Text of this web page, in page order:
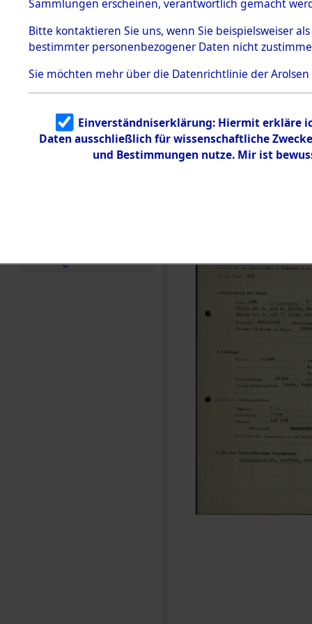
Todesmärsche
5.3.1 Alliierte
Erhebungen
zu
Todesmärsch
en
5.3.2
Identifizierun
g
5.3.3
Todesmärsch
e
Roding,
zwischen
km)
Leben
0003
Sammlungen erscheinen, verantwortlich gemacht
Bitte kontaktieren Sie uns, wenn Sie beispielsweiser
bestimmter personenbezogener Daten nicht
Sie möchten mehr über die Datenrichtlinie der Arolsen
Einverständniserklärung: Hiermit erkläre
Daten ausschließlich für wissenschaftliche
und Bestimmungen nutze. Mir ist